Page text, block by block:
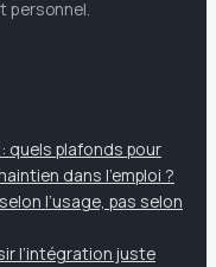
personnel.
quels plafonds pour
dans l’emploi ?
l’usage, pas selon
l’intégration juste